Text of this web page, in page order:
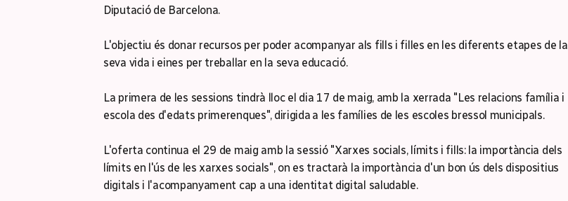
Diputació de Barcelona.
L'objectiu és donar recursos per poder acompanyar als fills i filles en les diferents etapes de la
seva vida i eines per treballar en la seva educació.
La primera de les sessions tindrà lloc el dia 17 de maig, amb la xerrada "Les relacions família i
escola des d'edats primerenques", dirigida a les famílies de les escoles bressol municipals.
L'oferta continua el 29 de maig amb la sessió "Xarxes socials, límits i fills: la importància dels
límits en l'ús de les xarxes socials", on es tractarà la importància d'un bon ús dels dispositius
digitals i l'acompanyament cap a una identitat digital saludable.